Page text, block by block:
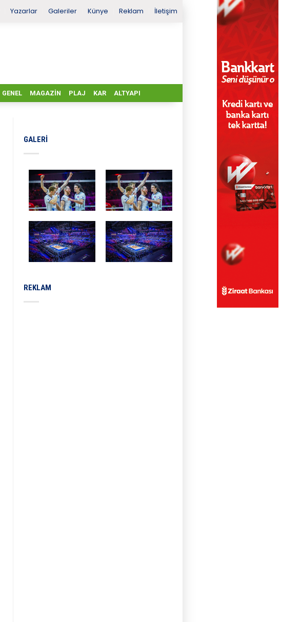
Yazarlar Galeriler Künye Reklam İletişim
GENEL MAGAZIN PLAJ KAR ALTYAPI
GALERI
REKLAM